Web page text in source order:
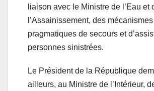
liaison avec le Ministre de l’Eau et
l’Assainissement, des mécanismes
pragmatiques de secours et
personnes sinistrées.
Le Président de la République
ailleurs, au Ministre de l’Intérieur,